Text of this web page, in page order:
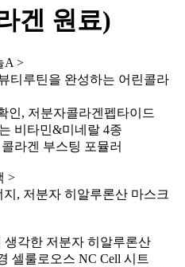
겐 원료)
A >
티루틴을 완성하는 어린콜라
인, 저분자콜라겐펩타이드
비타민&미네랄 4종
라겐 부스팅 포뮬러
>
, 저분자 히알루론산 마스크
각한 저분자 히알루론산
셀룰로오스 NC Cell 시트